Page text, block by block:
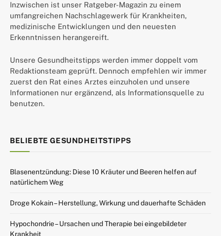
Inzwischen ist unser Ratgeber-Magazin zu einem
umfangreichen Nachschlagewerk für Krankheiten,
medizinische Entwicklungen und den neuesten
Erkenntnissen herangereift.
Unsere Gesundheitstipps werden immer doppelt vom
Redaktionsteam geprüft. Dennoch empfehlen wir immer
zuerst den Rat eines Arztes einzuholen und unsere
Informationen nur ergänzend, als Informationsquelle zu
benutzen.
BELIEBTE GESUNDHEITSTIPPS
Blasenentzündung: Diese 10 Kräuter und Beeren helfen auf
natürlichem Weg
Droge Kokain – Herstellung, Wirkung und dauerhafte Schäden
Hypochondrie – Ursachen und Therapie bei eingebildeter
Krankheit